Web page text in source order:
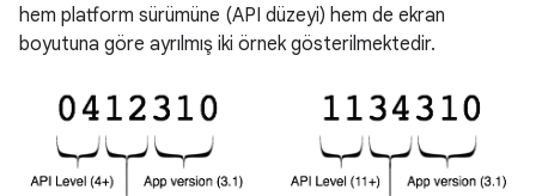
hem platform sürümüne (API düzeyi) hem de ekran
boyutuna göre ayrılmış iki örnek gösterilmektedir.